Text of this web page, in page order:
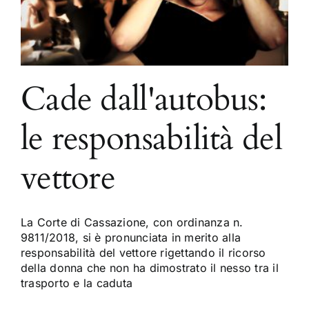
Cade dall'autobus:
le responsabilità del
vettore
La Corte di Cassazione, con ordinanza n.
9811/2018, si è pronunciata in merito alla
responsabilità del vettore rigettando il ricorso
della donna che non ha dimostrato il nesso tra il
trasporto e la caduta